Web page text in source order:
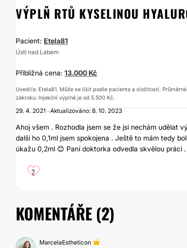
VÝPLŇ RTŮ KYSELINOU
Pacient: Etela81
Ústí nad Labem
Přibližná cena: 13.000 Kč
Uvedl/a: Etela81. Může se lišit podle pacienta a složitosti.
zákroku: Injekční výplně je od 5.500 Kč.
29. 4. 2021 · Aktualizováno: 8. 10. 2023
Ahoj všem . Rozhodla jsem se že jsi nechám udělat
další ho 0,1ml jsem spokojena . Ještě to mám tedy
úkažu 0,2ml 😊 Paní doktorka odvedla skvělou práci .
2
KOMENTÁŘE (2)
MarcelaEstheticon